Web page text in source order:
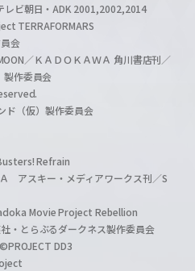
ビ朝日・ADK 2001,2002,2014
TERRAFORMARS
会
／ＫＡＤＯＫＡＷＡ 角川書店刊／
製作委員会
（仮）製作委員会
Refrain
アスキー・メディアワークス刊／S
Movie Project Rebellion
・とらぶるダークネス製作委員会
DD3